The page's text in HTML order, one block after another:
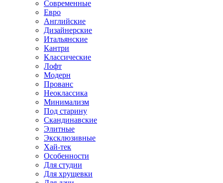
Современные
Евро
Английские
Дизайнерские
Итальянские
Кантри
Классические
Лофт
Модерн
Прованс
Неоклассика
Минимализм
Под старину
Скандинавские
Элитные
Эксклюзивные
Хай-тек
Особенности
Для студии
Для хрущевки